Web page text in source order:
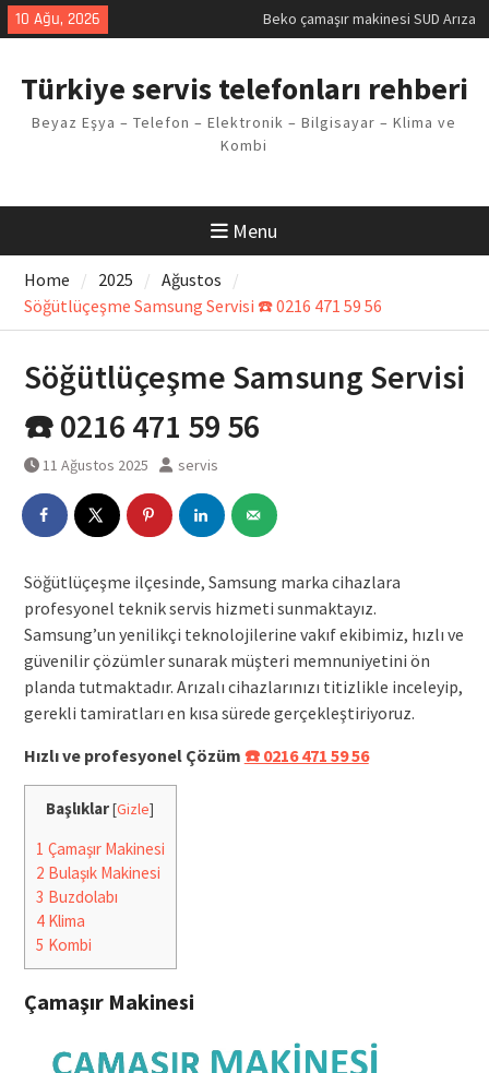
Skip
to
10 Ağu, 2026
Demirdöküm buzdolabı E1 Arıza
Demirdöküm çamaşır makinesi E5
Arızası Çözümü
E02 Arıza Kodu Regal kombi
Sorunu
Türkiye servis telefonları rehberi
Beyaz Eşya – Telefon – Elektronik – Bilgisayar – Klima ve
Kombi
Menu
Home 2025
Ağustos
Söğütlüçeşme Samsung Servisi ☎️ 0216 471 59 56
Söğütlüçeşme Samsung Servisi
☎️ 0216 471 59 56
11 Ağustos 2025 servis
Söğütlüçeşme ilçesinde, Samsung marka cihazlara
profesyonel teknik servis hizmeti sunmaktayız.
Samsung’un yenilikçi teknolojilerine vakıf ekibimiz, hızlı ve
güvenilir çözümler sunarak müşteri memnuniyetini ön
planda tutmaktadır. Arızalı cihazlarınızı titizlikle inceleyip,
gerekli tamiratları en kısa sürede gerçekleştiriyoruz.
Hızlı ve profesyonel Çözüm ☎️ 0216 471 59 56
Başlıklar[Gizle]
1 Çamaşır Makinesi
2 Bulaşık Makinesi
3 Buzdolabı
4Klima
5 Kombi
Çamaşır Makinesi